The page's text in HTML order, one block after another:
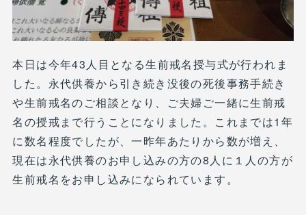
本日は今年43人目となる生前戒名授与式が行われま
した。永代供養から引き続き没後の死後事務手続き
や生前戒名のご相談となり、ご夫婦ご一緒に生前戒
名の授戒まで行うことになりました。これまでは1年
に数名程度でしたが、一昨年あたりから数が増え、
現在は永代供養のお申し込みの方の8人に１人の方が
生前戒名をお申し込みになられています。